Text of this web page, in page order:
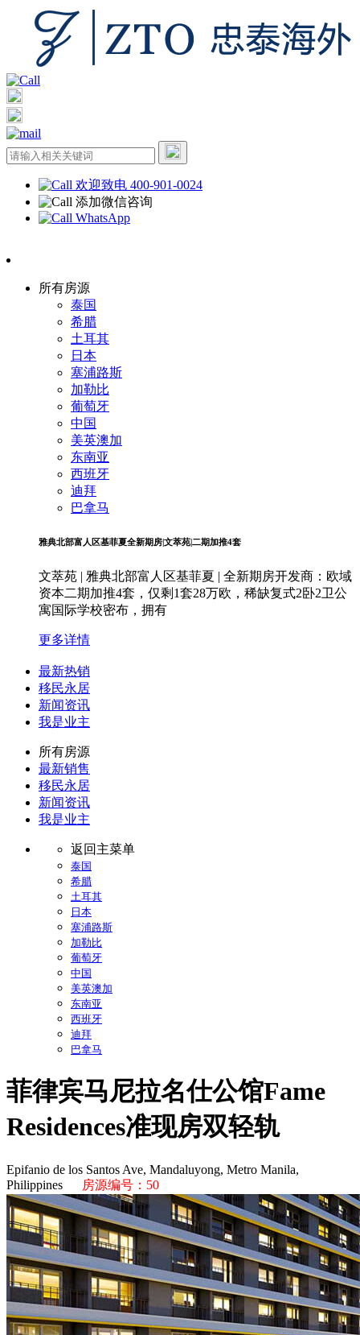
欢迎致电 400-901-0024
添加微信咨询
WhatsApp
所有房源
泰国
希腊
土耳其
日本
塞浦路斯
加勒比
葡萄牙
中国
美英澳加
东南亚
西班牙
迪拜
巴拿马
雅典北部富人区基菲夏全新期房|文萃苑|二期加推4套
文萃苑 | 雅典北部富人区基菲夏 | 全新期房开发商：欧域
资本二期加推4套，仅剩1套28万欧，稀缺复式2卧2卫公
寓国际学校密布，拥有
更多详情
最新热销
移民永居
新闻资讯
我是业主
所有房源
最新销售
移民永居
新闻资讯
我是业主
返回主菜单
泰国
希腊
土耳其
日本
塞浦路斯
加勒比
葡萄牙
中国
美英澳加
东南亚
西班牙
迪拜
巴拿马
菲律宾马尼拉名仕公馆Fame
Residences准现房双轻轨
Epifanio de los Santos Ave, Mandaluyong, Metro Manila,
Philippines
房源编号：50